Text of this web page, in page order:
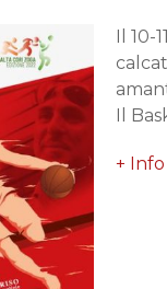
Il 10-
Il
+ Info